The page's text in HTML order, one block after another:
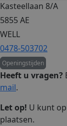
Kasteellaan 8/A
5855 AE
WELL
0478-503702
Openingstijden
Heeft u vragen?
mail.
Let op! U kunt
plaatsen.